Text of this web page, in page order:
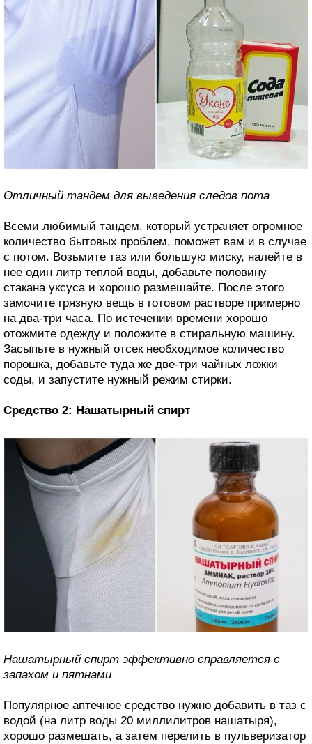
Отличный тандем для выведения следов пота
Всеми любимый тандем, который устраняет огромное
количество бытовых проблем, поможет вам и в случае
с потом. Возьмите таз или большую миску, налейте в
нее один литр теплой воды, добавьте половину
стакана уксуса и хорошо размешайте. После этого
замочите грязную вещь в готовом растворе примерно
на два-три часа. По истечении времени хорошо
отожмите одежду и положите в стиральную машину.
Засыпьте в нужный отсек необходимое количество
порошка, добавьте туда же две-три чайных ложки
соды, и запустите нужный режим стирки.
Средство 2: Нашатырный спирт
Нашатырный спирт эффективно справляется с
запахом и пятнами
Популярное аптечное средство нужно добавить в таз с
водой (на литр воды 20 миллилитров нашатыря),
хорошо размешать, а затем перелить в пульверизатор